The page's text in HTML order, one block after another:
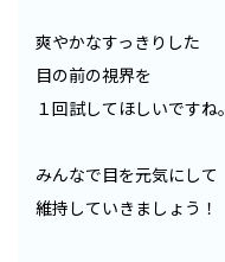
爽やかなすっきりした
目の前の視界を
１回試してほしいですね。
みんなで目を元気にして
維持していきましょう！